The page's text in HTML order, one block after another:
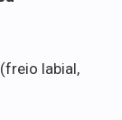
labial,